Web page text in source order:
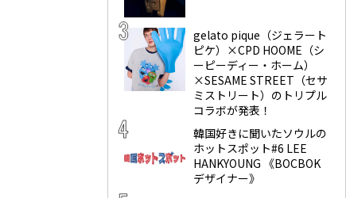
gelato pique（ジェラート
ピケ）×CPD HOOME（シ
ーピーディー・ホーム）
×SESAME STREET（セサ
ミストリート）のトリプル
コラボが発表！
韓国好きに聞いたソウルの
ホットスポット#6 LEE
HANKYOUNG 《BOCBOK
デザイナー》